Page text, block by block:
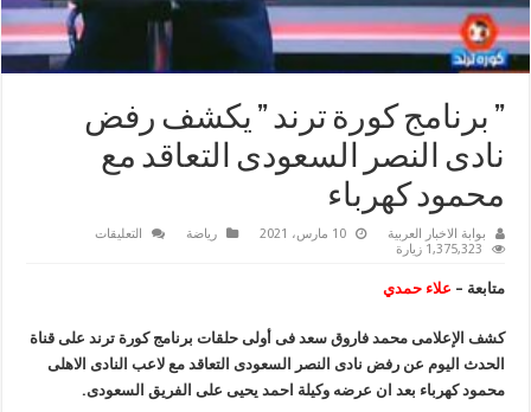
” برنامج كورة ترند ” يكشف رفض
نادى النصر السعودى التعاقد مع
محمود كهرباء
بوابة الاخبار العربية 10 مارس، 2021 رياضة التعليقات
رفض
نادى
النصر
السعودى
التعاقد
1,375,323 زيارة
متابعة – علاء حمدي
كشف الإعلامى محمد فاروق سعد فى أولى حلقات برنامج كورة ترند على قناة
الحدث اليوم عن رفض نادى النصر السعودى التعاقد مع لاعب النادى الاهلى
محمود كهرباء بعد ان عرضه وكيلة احمد يحيى على الفريق السعودى.